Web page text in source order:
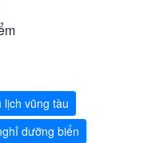
lịch vũng tàu
dưỡng biển